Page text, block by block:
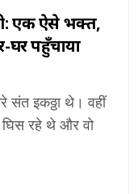
एक ऐसे भक्त,
घर पहुँचाया
संत इकठ्ठा थे। वहीं
रहे थे और वो